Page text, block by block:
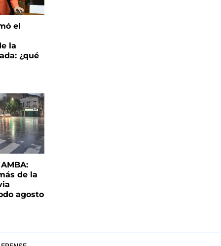
el
la
¿qué
de la
agosto